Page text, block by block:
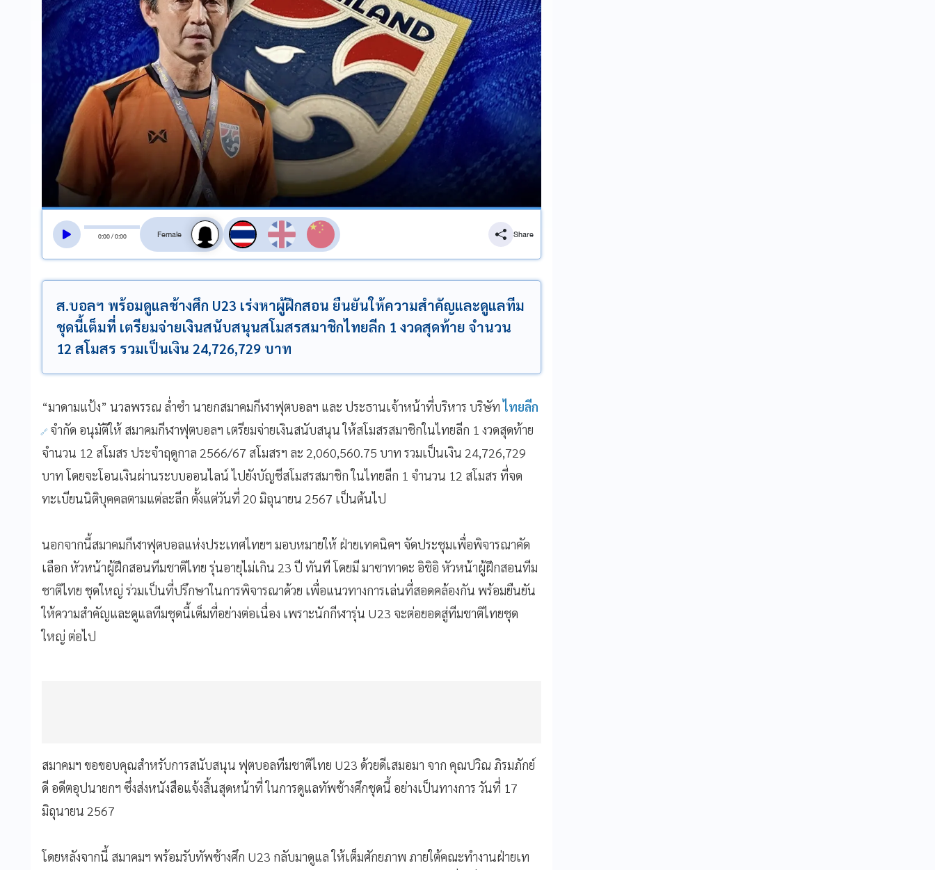
0:00/0:00
สลับเสียงอ่าน
Share
ส.บอลฯ พร้อมดูแลช้างศึก U23 เร่งหาผู้ฝึกสอน ยืนยันให้ความสำคัญและดูแลทีม
ชุดนี้เต็มที่ เตรียมจ่ายเงินสนับสนุนสโมสรสมาชิกไทยลีก 1 งวดสุดท้าย จำนวน
12 สโมสร รวมเป็นเงิน 24,726,729 บาท
“มาดามแป้ง” นวลพรรณ ล่ำซำ นายกสมาคมกีฬาฟุตบอลฯ และ ประธานเจ้าหน้าที่บริหาร บริษัทไทยลีก
จำกัด อนุมัติให้ สมาคมกีฬาฟุตบอลฯ เตรียมจ่ายเงินสนับสนุน ให้สโมสรสมาชิกในไทยลีก 1 งวดสุดท้าย
จำนวน 12 สโมสร ประจำฤดูกาล 2566/67 สโมสรฯ ละ 2,060,560.75 บาท รวมเป็นเงิน 24,726,729
บาท โดยจะโอนเงินผ่านระบบออนไลน์ ไปยังบัญชีสโมสรสมาชิก ในไทยลีก 1 จำนวน 12 สโมสร ที่จด
ทะเบียนนิติบุคคลตามแต่ละลีก ตั้งแต่วันที่ 20 มิถุนายน 2567 เป็นต้นไป
นอกจากนี้สมาคมกีฬาฟุตบอลแห่งประเทศไทยฯ มอบหมายให้ ฝ่ายเทคนิคฯ จัดประชุมเพื่อพิจารณาคัด
เลือก หัวหน้าผู้ฝึกสอนทีมชาติไทย รุ่นอายุไม่เกิน 23 ปี ทันที โดยมี มาซาทาดะ อิชิอิ หัวหน้าผู้ฝึกสอนทีม
ชาติไทย ชุดใหญ่ ร่วมเป็นที่ปรึกษาในการพิจารณาด้วย เพื่อแนวทางการเล่นที่สอดคล้องกัน พร้อมยืนยัน
ให้ความสำคัญและดูแลทีมชุดนี้เต็มที่อย่างต่อเนื่อง เพราะนักกีฬารุ่น U23 จะต่อยอดสู่ทีมชาติไทยชุด
ใหญ่ ต่อไป
สมาคมฯ ขอขอบคุณสำหรับการสนับสนุน ฟุตบอลทีมชาติไทย U23 ด้วยดีเสมอมา จาก คุณปวิณ ภิรมภักย์
ดี อดีตอุปนายกฯ ซึ่งส่งหนังสือแจ้งสิ้นสุดหน้าที่ ในการดูแลทัพช้างศึกชุดนี้ อย่างเป็นทางการ วันที่ 17
มิถุนายน 2567
โดยหลังจากนี้ สมาคมฯ พร้อมรับทัพช้างศึก U23 กลับมาดูแล ให้เต็มศักยภาพ ภายใต้คณะทำงานฝ่ายเท